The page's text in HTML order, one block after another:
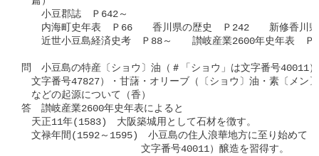
小豆郡誌　Ｐ642～
内海町史年表　Ｐ66　　香川県の歴史　Ｐ242　　新修香川
近世小豆島経済史考　Ｐ88～　　讃岐産業2600年史年表　Ｐ
問　小豆島の特産〔ショウ〕油（＃「ショウ」は文字番号40011
文字番号47827）・甘藷・オリーブ（〔ショウ〕油・素〔メン
などの起源について（香）
答　讃岐産業2600年史年表によると
天正11年(1583)　大阪築城用として石材を徴す。
文禄年間(1592～1595)　小豆島の住人浪華地方に至り始めて
文字番号40011）醸造を習得す。